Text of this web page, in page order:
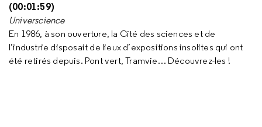
(00:01:59)
Universcience
En 1986, à son ouverture, la Cité des sciences et de
l’industrie disposait de lieux d’expositions insolites qui ont
été retirés depuis. Pont vert, Tramvie… Découvrez-les !